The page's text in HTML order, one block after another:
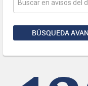
BÚSQUEDA